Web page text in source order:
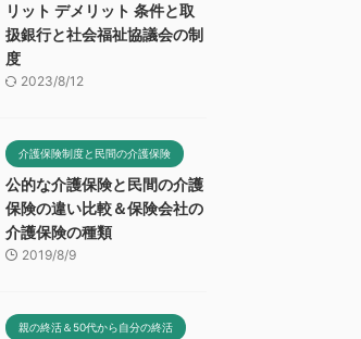
リット デメリット 条件と取
扱銀行と社会福祉協議会の制
度
2023/8/12
介護保険制度と民間の介護保険
公的な介護保険と民間の介護
保険の違い比較＆保険会社の
介護保険の種類
2019/8/9
親の終活＆50代から自分の終活